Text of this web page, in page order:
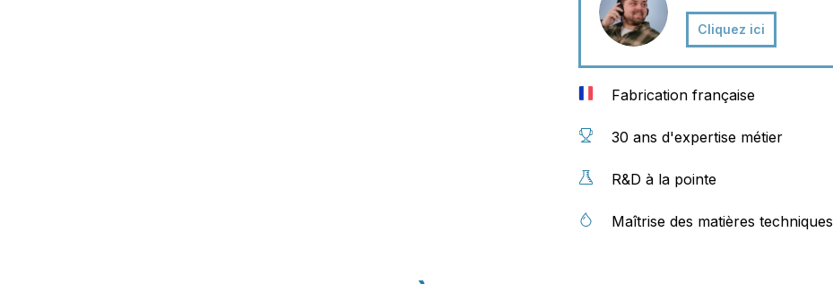
Cliquez ici
Fabrication française
30 ans d'expertise métier
R&D à la pointe
Maîtrise des matières techniques